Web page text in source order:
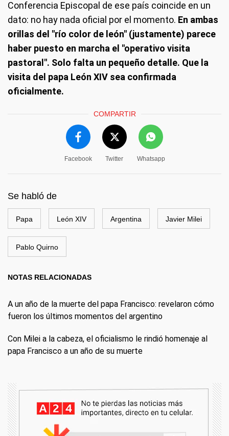
Conferencia Episcopal de ese país coincide en un
dato: no hay nada oficial por el momento. En ambas
orillas del "río color de león" (justamente) parece
haber puesto en marcha el "operativo visita
pastoral". Solo falta un pequeño detalle. Que la
visita del papa León XIV sea confirmada
oficialmente.
COMPARTIR
Facebook Twitter Whatsapp
Se habló de
Papa León XIV Argentina Javier Milei
Pablo Quirno
NOTAS RELACIONADAS
A un año de la muerte del papa Francisco: revelaron cómo
fueron los últimos momentos del argentino
Con Milei a la cabeza, el oficialismo le rindió homenaje al
papa Francisco a un año de su muerte